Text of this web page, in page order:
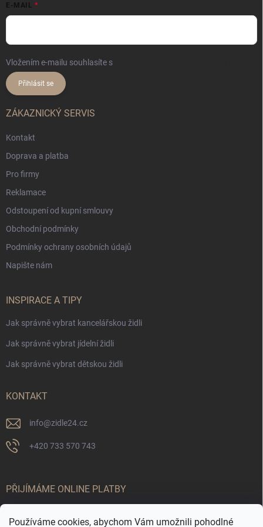
Používáme cookies, abychom Vám umožnili pohodlné
E-MAIL
Vložením e-mailu souhlasíte s
Přihlásit se
ZÁKAZNICKÝ SERVIS
Kontakt
Doprava a platba
Pro firmy
Reklamace
Odstoupení od kupní smlouvy
Obchodní podmínky
Podmínky ochrany osobních údajů
Napište nám
INSPIRACE A TIPY
Jak správně vybrat kancelářskou židli
Jak správně vybrat jídelní židli
Jak správně vybrat dětskou židli
KONTAKT
info@zidle24.cz
+420 733 570 743
PŘIJÍMÁME ONLINE PLATBY